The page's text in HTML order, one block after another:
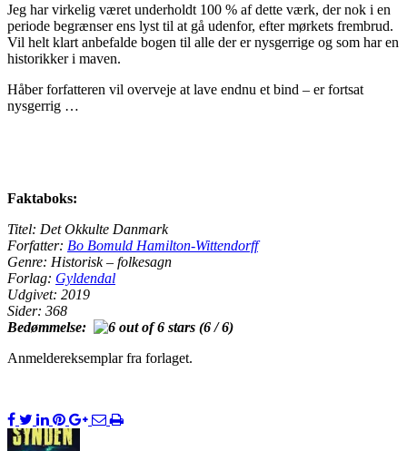
Jeg har virkelig været underholdt 100 % af dette værk, der nok i en
periode begrænser ens lyst til at gå udenfor, efter mørkets frembrud.
Vil helt klart anbefalde bogen til alle der er nysgerrige og som har en
historikker i maven.
Håber forfatteren vil overveje at lave endnu et bind – er fortsat
nysgerrig …
Faktaboks:
Titel: Det Okkulte Danmark
Forfatter: Bo Bomuld Hamilton-Wittendorff
Genre: Historisk – folkesagn
Forlag: Gyldendal
Udgivet: 2019
Sider: 368
Bedømmelse:
(6 / 6)
Anmeldereksemplar fra forlaget.